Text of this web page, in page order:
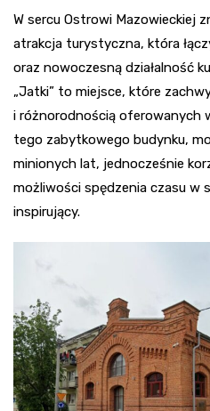
W sercu Ostrowi Mazowieckiej
atrakcja turystyczna, która
oraz nowoczesną działalność
„Jatki” to miejsce, które
i różnorodnością oferowanych
tego zabytkowego budynku,
minionych lat, jednocześnie
możliwości spędzenia czasu w
inspirujący.